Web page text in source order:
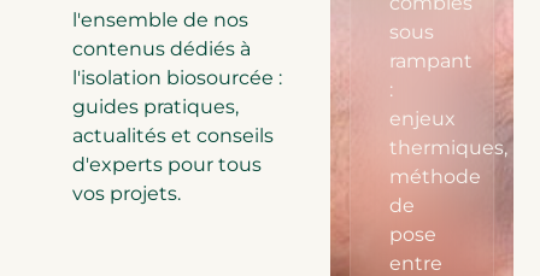
l'ensemble de nos
contenus dédiés à
l'isolation biosourcée :
guides pratiques,
actualités et conseils
d'experts pour tous
vos projets.
sous
rampant
:
enjeux
thermiques,
méthode
de
pose
entre